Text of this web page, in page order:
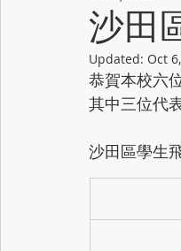
沙田
Updated: Oct
恭賀本校六
其中三位代
沙田區學生